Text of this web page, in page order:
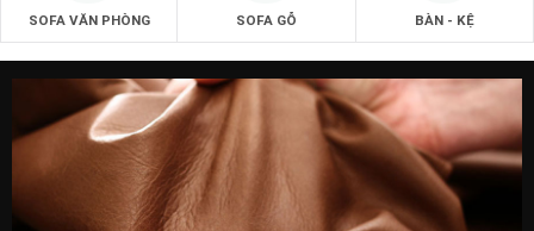
SOFA VĂN PHÒNG SOFA GỖ BÀN - KỆ